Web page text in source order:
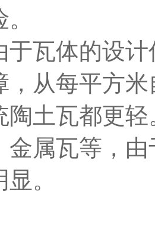
于瓦体的设
，从每平方
陶土瓦都更
金属瓦等，
。